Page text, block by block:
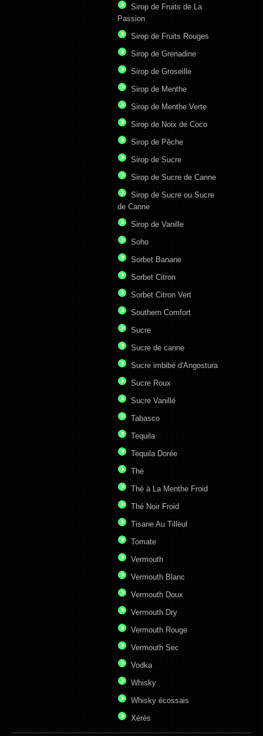
Sirop de Fruits de La
Passion
Sirop de Fruits Rouges
Sirop de Grenadine
Sirop de Groseille
Sirop de Menthe
Sirop de Menthe Verte
Sirop de Noix de Coco
Sirop de Pêche
Sirop de Sucre
Sirop de Sucre de Canne
Sirop de Sucre ou Sucre
de Canne
Sirop de Vanille
Soho
Sorbet Banane
Sorbet Citron
Sorbet Citron Vert
Southern Comfort
Sucre
Sucre de canne
Sucre imbibé d'Angostura
Sucre Roux
Sucre Vanillé
Tabasco
Tequila
Tequila Dorée
Thé
Thé à La Menthe Froid
Thé Noir Froid
Tisane Au Tilleul
Tomate
Vermouth
Vermouth Blanc
Vermouth Doux
Vermouth Dry
Vermouth Rouge
Vermouth Sec
Vodka
Whisky
Whisky écossais
Xérès